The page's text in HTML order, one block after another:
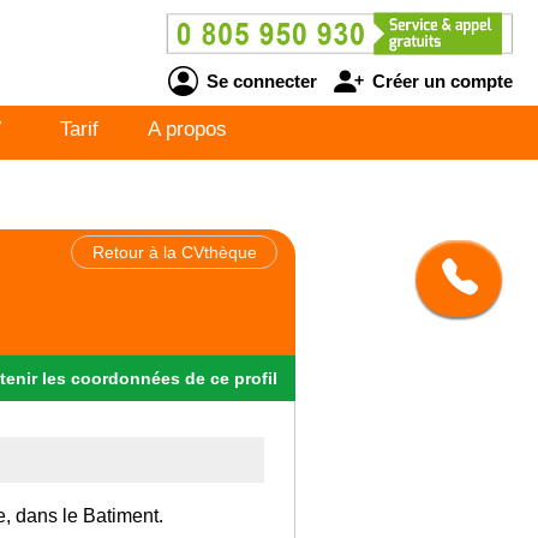
Se connecter Créer un compte
Tarif A propos
Retour à la CVthèque
les coordonnées de ce profil
dans le Batiment.